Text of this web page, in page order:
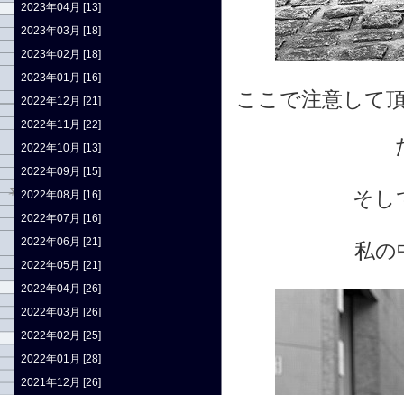
ここで注意して
そし
私の
2023年04月 [13]
2023年03月 [18]
2023年02月 [18]
2023年01月 [16]
2022年12月 [21]
2022年11月 [22]
2022年10月 [13]
2022年09月 [15]
2022年08月 [16]
2022年07月 [16]
2022年06月 [21]
2022年05月 [21]
2022年04月 [26]
2022年03月 [26]
2022年02月 [25]
2022年01月 [28]
2021年12月 [26]